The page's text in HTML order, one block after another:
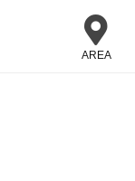
AREA